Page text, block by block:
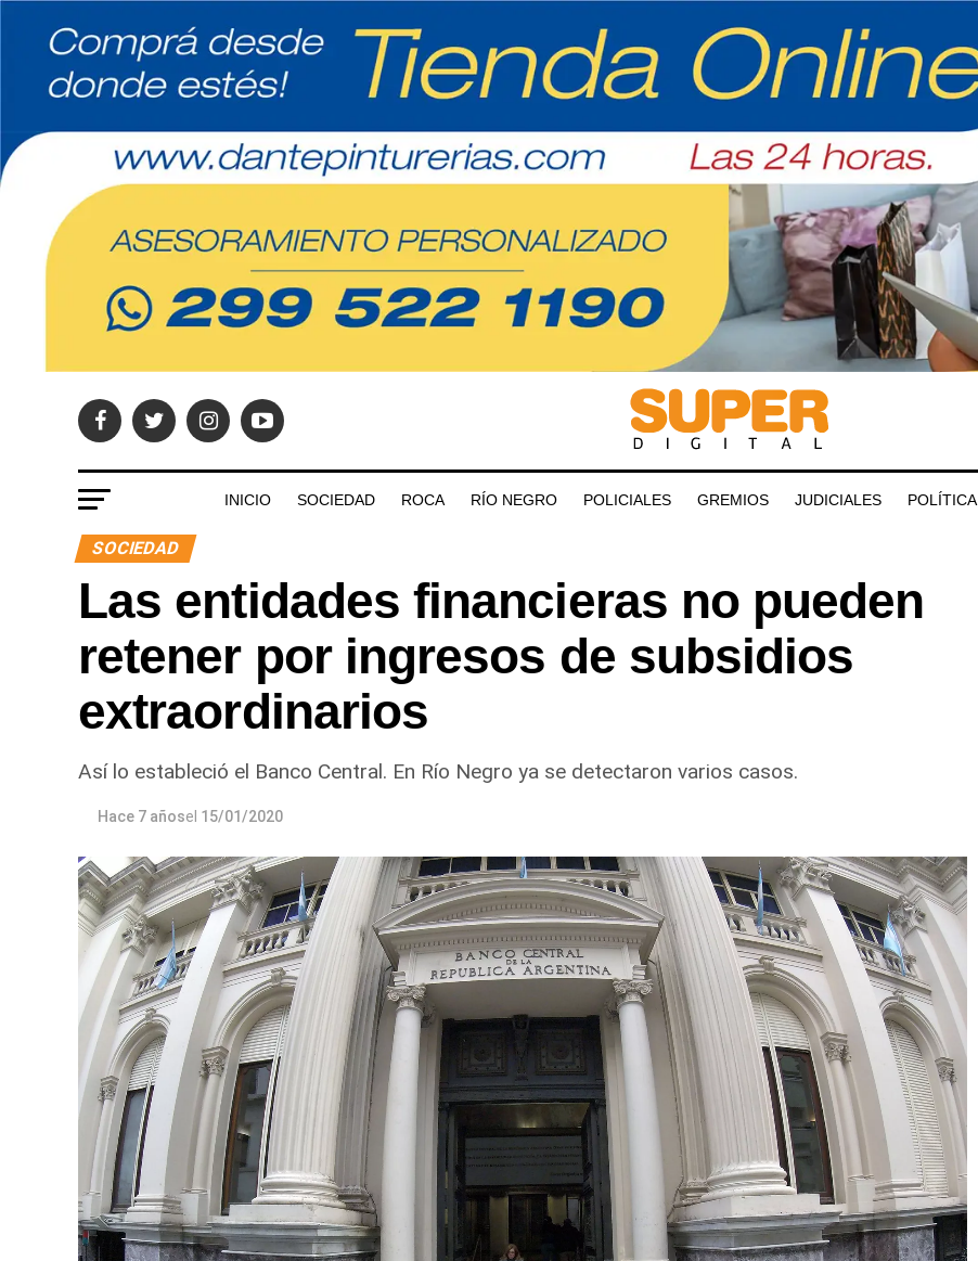
INICIO SOCIEDAD ROCA RÍO NEGRO POLICIALES GREMIOS JUDICIALES POLÍTICA
SOCIEDAD
Las entidades financieras no pueden
retener por ingresos de subsidios
extraordinarios
Así lo estableció el Banco Central. En Río Negro ya se detectaron varios casos.
Hace 7 añosel 15/01/2020